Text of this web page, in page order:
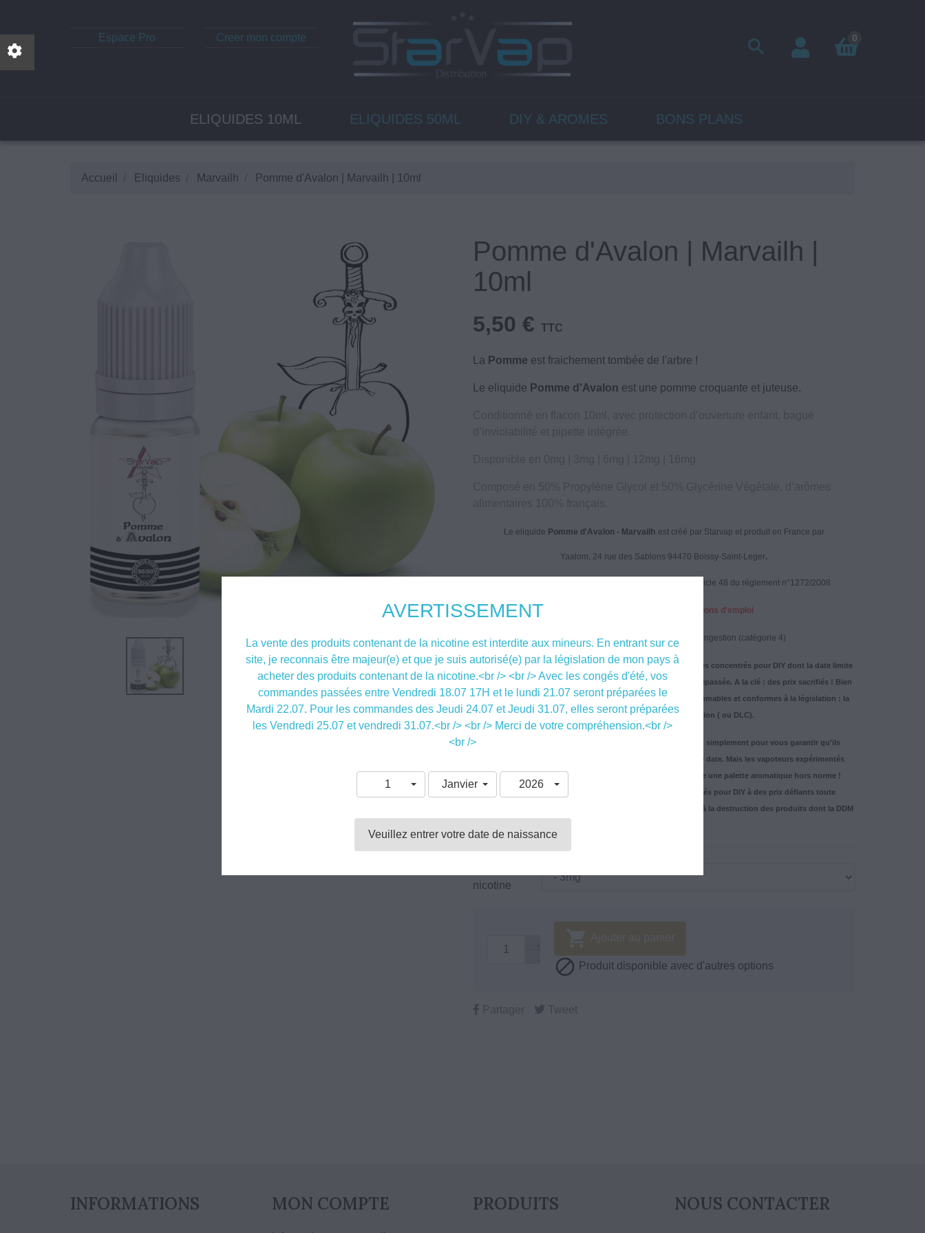
Espace Pro Creer mon compte 0

ELIQUIDES 10ML ELIQUIDES 50ML DIY & AROMES BONS PLANS
Accueil Eliquides Marvailh Pomme d'Avalon | Marvailh | 10ml
Pomme d'Avalon | Marvailh |
10ml
5,50 € TTC
La Pomme est fraichement tombée de l'arbre !
Le eliquide Pomme d'Avalon est une pomme croquante et juteuse.
Le eliquide Pomme d'Avalon - Marvailh est créé par Starvap et produit en France par
Yaalom, 24 rue des Sablons 94470 Boissy-Saint-Leger.
Recharges d'eliquide étiquetées selon les dispositions de l'article 48 du règlement n°1272/2008
Attention : respecter les précautions d'emploi
De 2,5 à 16,6 mg/ml : H302. Nocif en cas d'ingestion (catégorie 4)
Dans cette catégorie, Nous vous proposons des eliquides et des concentrés pour DIY dont la date limite
d'utilisation ( ou DDM, pour Date de Durabilité Minimale) est dépassée. A la clé : des prix sacrifiés ! Bien
sûr, tous ces liquides et concentrés sont parfaitement consommables et conformes à la législation : la
DDM n'est pas une date de péremption ( ou DLC).
Si le législateur a souhaité leur apposer une DDM, c'est tout simplement pour vous garantir qu'ils
conserveront 100% de leurs qualités gustatives jusqu'à cette date. Mais les vapoteurs expérimentés
savent bien qu'un liquide qui a longtemps steepé développe une palette aromatique hors norme !
N'hésitez pas... Profitez de ces liquides et de ces concentrés pour DIY à des prix défiants toute
concurrence et faites un geste éco-responsable en mettant fin à la destruction des produits dont la DDM
nicotine
 Ajouter au panier
 Produit disponible avec d'autres options
Partager Tweet
INFORMATIONS MON COMPTE PRODUITS NOUS CONTACTER
AVERTISSEMENT
La vente des produits contenant de la nicotine est interdite aux mineurs. En entrant sur ce
site, je reconnais être majeur(e) et que je suis autorisé(e) par la législation de mon pays à
acheter des produits contenant de la nicotine.<br /> <br /> Avec les congés d'été, vos
commandes passées entre Vendredi 18.07 17H et le lundi 21.07 seront préparées le
Mardi 22.07. Pour les commandes des Jeudi 24.07 et Jeudi 31.07, elles seront préparées
les Vendredi 25.07 et vendredi 31.07.<br /> <br /> Merci de votre compréhension.<br />
<br />
1 Janvier 2026
Veuillez entrer votre date de naissance